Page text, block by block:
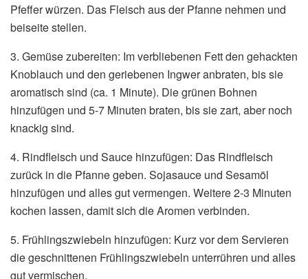
Pfeffer würzen. Das Fleisch aus der Pfanne nehmen und
beiseite stellen.
3. Gemüse zubereiten: Im verbliebenen Fett den gehackten
Knoblauch und den geriebenen Ingwer anbraten, bis sie
aromatisch sind (ca. 1 Minute). Die grünen Bohnen
hinzufügen und 5-7 Minuten braten, bis sie zart, aber noch
knackig sind.
4. Rindfleisch und Sauce hinzufügen: Das Rindfleisch
zurück in die Pfanne geben. Sojasauce und Sesamöl
hinzufügen und alles gut vermengen. Weitere 2-3 Minuten
kochen lassen, damit sich die Aromen verbinden.
5. Frühlingszwiebeln hinzufügen: Kurz vor dem Servieren
die geschnittenen Frühlingszwiebeln unterrühren und alles
gut vermischen.